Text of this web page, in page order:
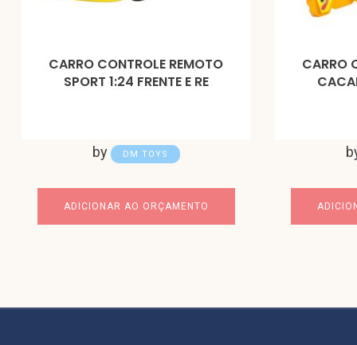
CARRO CONTROLE REMOTO
SPORT 1:24 FRENTE E RE
by DM TOYS
ADICIONAR AO ORÇAMENTO
CARRO